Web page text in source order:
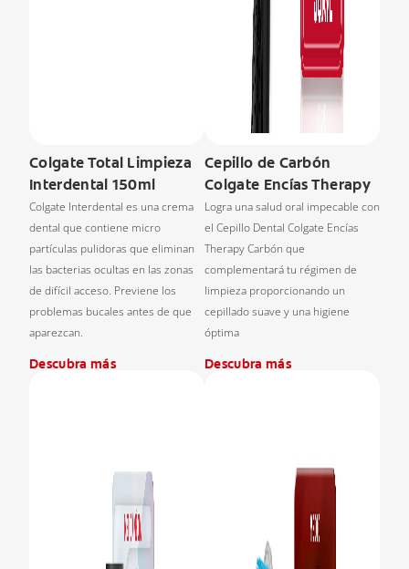
Colgate Total Limpieza
Interdental 150ml
Colgate Interdental es una crema
dental que contiene micro
partículas pulidoras que eliminan
las bacterias ocultas en las zonas
de difícil acceso. Previene los
problemas bucales antes de que
aparezcan.
Descubra más
Cepillo de Carbón
Colgate Encías Therapy
Logra una salud oral impecable con
el Cepillo Dental Colgate Encías
Therapy Carbón que
complementará tu régimen de
limpieza proporcionando un
cepillado suave y una higiene
óptima
Descubra más